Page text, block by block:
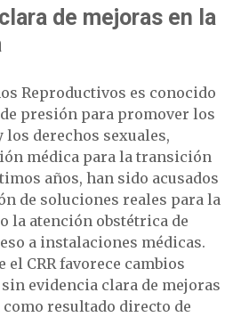
de mejoras en la
Reproductivos es conocido
presión para promover los
los derechos sexuales,
médica para la transición
años, han sido acusados
de soluciones reales para la
la atención obstétrica de
a instalaciones médicas.
CRR favorece cambios
evidencia clara de mejoras
resultado directo de